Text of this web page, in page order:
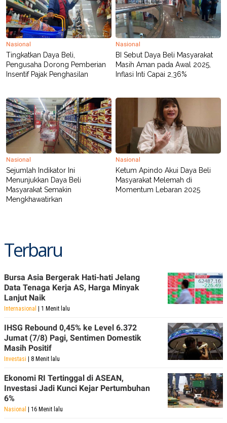
Nasional
Tingkatkan Daya Beli,
Pengusaha Dorong Pemberian
Insentif Pajak Penghasilan
Nasional
BI Sebut Daya Beli Masyarakat
Masih Aman pada Awal 2025,
Inflasi Inti Capai 2,36%
Nasional
Sejumlah Indikator Ini
Menunjukkan Daya Beli
Masyarakat Semakin
Mengkhawatirkan
Nasional
Ketum Apindo Akui Daya Beli
Masyarakat Melemah di
Momentum Lebaran 2025
Terbaru
Bursa Asia Bergerak Hati-hati Jelang
Data Tenaga Kerja AS, Harga Minyak
Lanjut Naik
Internasional | 1 Menit lalu
IHSG Rebound 0,45% ke Level 6.372
Jumat (7/8) Pagi, Sentimen Domestik
Masih Positif
Investasi | 8 Menit lalu
Ekonomi RI Tertinggal di ASEAN,
Investasi Jadi Kunci Kejar Pertumbuhan
6%
Nasional | 16 Menit lalu